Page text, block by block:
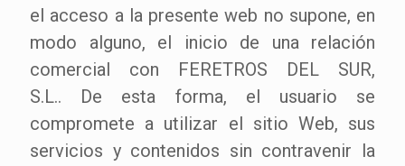
el acceso a la presente web no supone, en
modo alguno, el inicio de una relación
comercial con FERETROS DEL SUR,
S.L.. De esta forma, el usuario se
compromete a utilizar el sitio Web, sus
servicios y contenidos sin contravenir la